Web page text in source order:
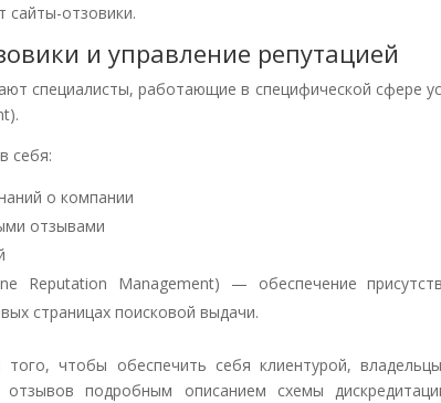
сайты-отзовики.
и управление репутацией
специалисты, работающие в специфической сфере
себя:
о компании
отзывами
Reputation Management) — обеспечение
страницах поисковой выдачи.
чтобы обеспечить себя клиентурой,
отзывов подробным описанием схемы